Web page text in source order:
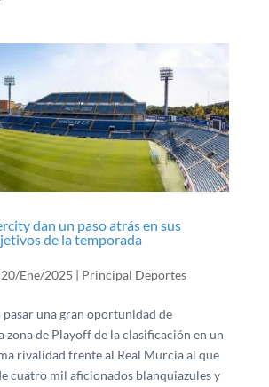
dan un paso atrás en sus
de la temporada
20/Ene/2025 | Principal Deportes
pasar una gran oportunidad de
zona de Playoff de la clasificación en un
rivalidad frente al Real Murcia al que
cuatro mil aficionados blanquiazules y